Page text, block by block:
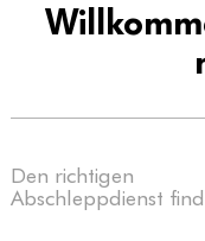
Den richtigen
Abschleppdienst